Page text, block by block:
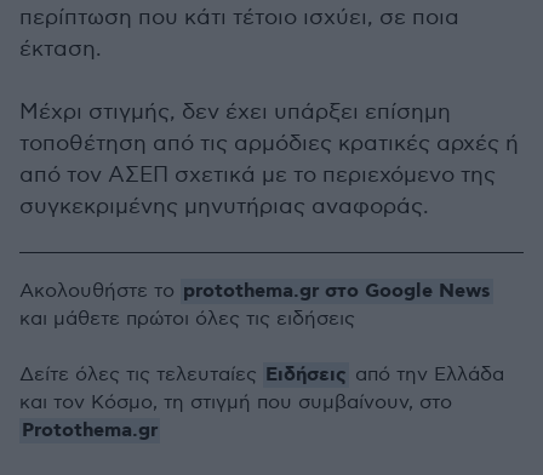
περίπτωση που κάτι τέτοιο ισχύει, σε ποια
έκταση.
Μέχρι στιγμής, δεν έχει υπάρξει επίσημη
τοποθέτηση από τις αρμόδιες κρατικές αρχές ή
από τον ΑΣΕΠ σχετικά με το περιεχόμενο της
συγκεκριμένης μηνυτήριας αναφοράς.
Ακολουθήστε το protothema.gr στο Google News
και μάθετε πρώτοι όλες τις ειδήσεις
Δείτε όλες τις τελευταίες Ειδήσεις από την Ελλάδα
και τον Κόσμο, τη στιγμή που συμβαίνουν, στο
Protothema.gr